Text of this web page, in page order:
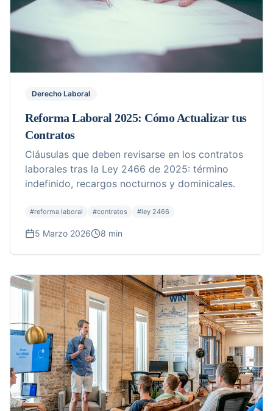
Derecho Laboral
Reforma Laboral 2025: Cómo Actualizar tus
Contratos
Cláusulas que deben revisarse en los contratos
laborales tras la Ley 2466 de 2025: término
indefinido, recargos nocturnos y dominicales.
#reforma laboral #contratos #ley 2466
5 Marzo 2026 8 min